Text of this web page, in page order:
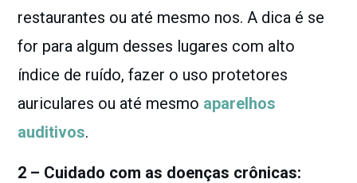
restaurantes ou até mesmo nos.A dica é se
for para algum desses lugares com alto
índice de ruído, fazer o uso protetores
auriculares ou até mesmo aparelhos
auditivos.
2 – Cuidado com as doenças crônicas: